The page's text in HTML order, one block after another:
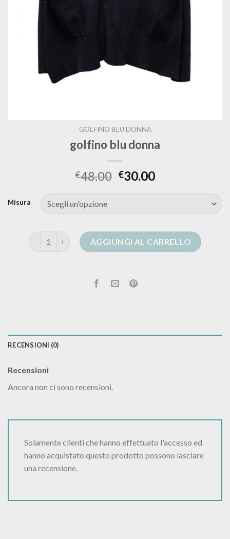
GOLFINO BLU DONNA
golfino blu donna
€48.00 €30.00
Misura
golfino blu donna quantitàAGGIUNGI AL CARRELLO
RECENSIONI (0)
Recensioni
Ancora non ci sono recensioni.
Solamente clienti che hanno effettuato l'accesso ed
hanno acquistato questo prodotto possono lasciare
una recensione.